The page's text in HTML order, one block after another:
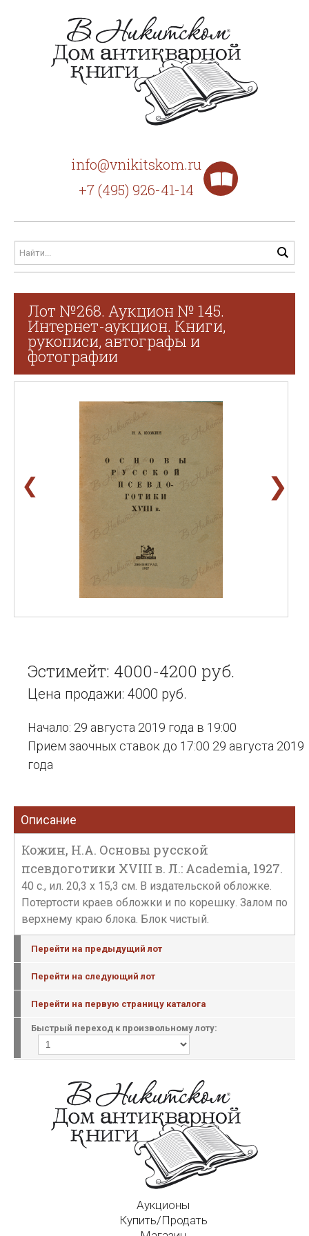
info@vnikitskom.ru
+7 (495) 926-41-14
Лот №268. Аукцион № 145.
Интернет-аукцион. Книги,
рукописи, автографы и
фотографии
❮ ❯
Эстимейт: 4000-4200 руб.
Цена продажи: 4000 руб.
Начало: 29 августа 2019 года в 19:00
Прием заочных ставок до 17:00 29 августа 2019
года
Описание
Кожин, Н.А. Основы русской
псевдоготики XVIII в. Л.: Academia, 1927.
40 с., ил. 20,3 х 15,3 см. В издательской обложке.
Потертости краев обложки и по корешку. Залом по
верхнему краю блока. Блок чистый.
Перейти на предыдущий лот
Перейти на следующий лот
Перейти на первую страницу каталога
Быстрый переход к произвольному лоту:
Аукционы
Купить/Продать